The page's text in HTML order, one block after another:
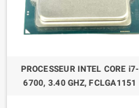
PROCESSEUR INTEL CORE i7-
6700, 3.40 GHZ, FCLGA1151